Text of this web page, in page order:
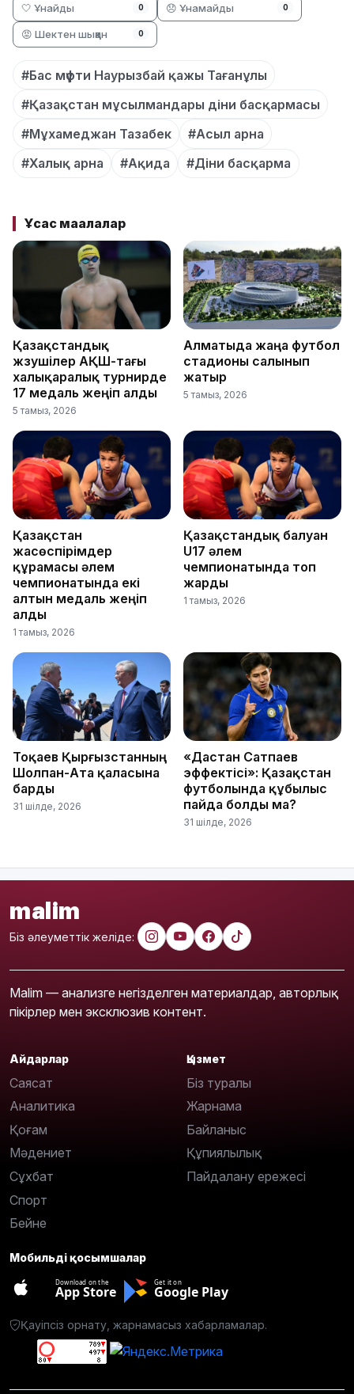
🤍 Ұнайды 0 😞 Ұнамайды 0
😡 Шектен шыққан 0
#Бас мүфти Наурызбай қажы Тағанұлы
#Қазақстан мұсылмандары діни басқармасы
#Мұхамеджан Тазабек
#Асыл арна
#Халық арна
#Ақида #Діни басқарма
Ұқсас мақалалар
Қазақстандық
жүзушілер АҚШ-тағы
халықаралық турнирде
17 медаль жеңіп алды
5 тамыз, 2026
Алматыда жаңа футбол
стадионы салынып
жатыр
5 тамыз, 2026
Қазақстан
жасөспірімдер
құрамасы әлем
чемпионатында екі
алтын медаль жеңіп
алды
1 тамыз, 2026
Қазақстандық балуан
U17 әлем
чемпионатында топ
жарды
1 тамыз, 2026
Тоқаев Қырғызстанның
Шолпан-Ата қаласына
барды
31 шілде, 2026
«Дастан Сатпаев
эффектісі»: Қазақстан
футболында құбылыс
пайда болды ма?
31 шілде, 2026
malim
Біз әлеуметтік желіде:
Malim — анализге негізделген материалдар, авторлық
пікірлер мен эксклюзив контент.
Айдарлар
Саясат
Аналитика
Қоғам
Мәдениет
Сұхбат
Спорт
Бейне
Қызмет
Біз туралы
Жарнама
Байланыс
Құпиялылық
Пайдалану ережесі
Мобильді қосымшалар
Download on the
App Store
Get it on
Google Play
Қауіпсіз орнату, жарнамасыз хабарламалар.